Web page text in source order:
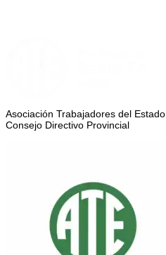
Asociación Trabajadores del Estado
Consejo Directivo Provincial